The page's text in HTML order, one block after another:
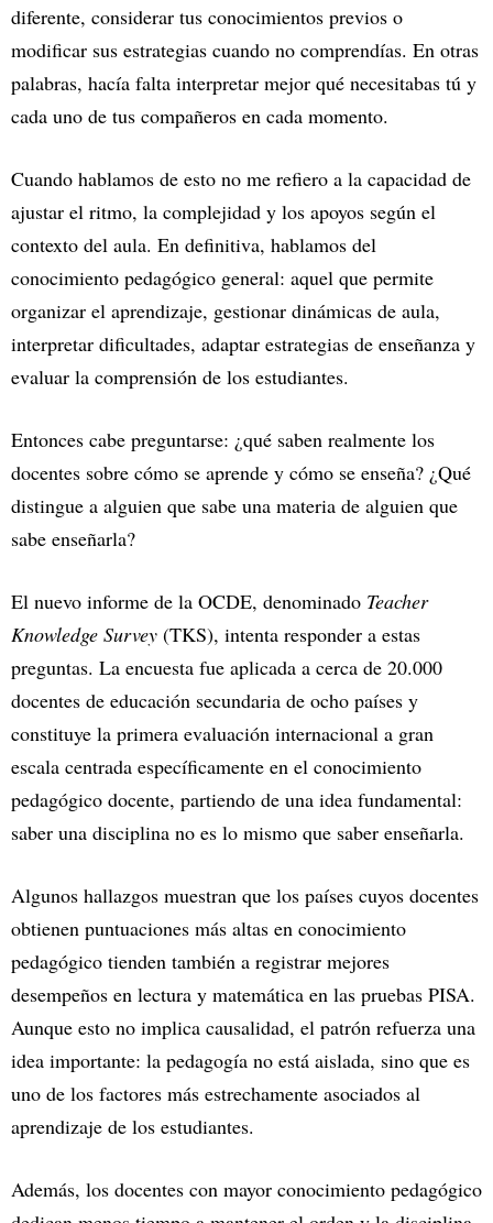
diferente, considerar tus conocimientos previos o
modificar sus estrategias cuando no comprendías. En otras
palabras, hacía falta interpretar mejor qué necesitabas tú y
cada uno de tus compañeros en cada momento.
Cuando hablamos de esto no me refiero a la capacidad de
ajustar el ritmo, la complejidad y los apoyos según el
contexto del aula. En definitiva, hablamos del
conocimiento pedagógico general: aquel que permite
organizar el aprendizaje, gestionar dinámicas de aula,
interpretar dificultades, adaptar estrategias de enseñanza y
evaluar la comprensión de los estudiantes.
Entonces cabe preguntarse: ¿qué saben realmente los
docentes sobre cómo se aprende y cómo se enseña? ¿Qué
distingue a alguien que sabe una materia de alguien que
sabe enseñarla?
El nuevo informe de la OCDE, denominado Teacher
Knowledge Survey (TKS), intenta responder a estas
preguntas. La encuesta fue aplicada a cerca de 20.000
docentes de educación secundaria de ocho países y
constituye la primera evaluación internacional a gran
escala centrada específicamente en el conocimiento
pedagógico docente, partiendo de una idea fundamental:
saber una disciplina no es lo mismo que saber enseñarla.
Algunos hallazgos muestran que los países cuyos docentes
obtienen puntuaciones más altas en conocimiento
pedagógico tienden también a registrar mejores
desempeños en lectura y matemática en las pruebas PISA.
Aunque esto no implica causalidad, el patrón refuerza una
idea importante: la pedagogía no está aislada, sino que es
uno de los factores más estrechamente asociados al
aprendizaje de los estudiantes.
Además, los docentes con mayor conocimiento pedagógico